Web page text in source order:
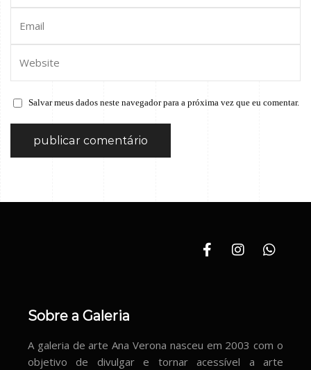
Salvar meus dados neste navegador para a próxima vez que eu comentar.
Sobre a Galeria
A galeria de arte Ana Verona nasceu em 2003 com o
objetivo de divulgar e tornar acessível a arte